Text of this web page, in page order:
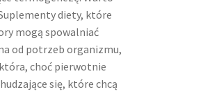
diety, które
mogą spowalniać
od potrzeb organizmu,
choć pierwotnie
się, które chcą